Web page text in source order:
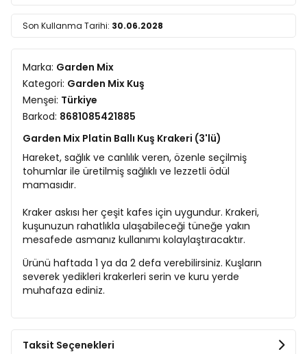
Son Kullanma Tarihi: 30.06.2028
Marka: Garden Mix
Kategori: Garden Mix Kuş
Menşei: Türkiye
Barkod: 8681085421885
Garden Mix Platin Ballı Kuş Krakeri (3'lü)
Hareket, sağlık ve canlılık veren, özenle seçilmiş
tohumlar ile üretilmiş sağlıklı ve lezzetli ödül
mamasıdır.
Kraker askısı her çeşit kafes için uygundur. Krakeri,
kuşunuzun rahatlıkla ulaşabileceği tüneğe yakın
mesafede asmanız kullanımı kolaylaştıracaktır.
Ürünü haftada 1 ya da 2 defa verebilirsiniz. Kuşların
severek yedikleri krakerleri serin ve kuru yerde
muhafaza ediniz.
Taksit Seçenekleri